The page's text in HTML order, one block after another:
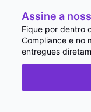
Assine a
Fique por dentro
Compliance e no
entregues